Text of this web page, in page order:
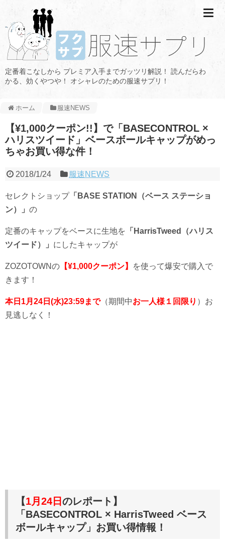
定番着こなしから プレミア入手までガッツリ解説！ 読んだらわ
かる、効くやつや！ オシャレのための服速サプリ！
ホーム 服速NEWS
【¥1,000クーポン!!】で「BASECONTROL ×
ハリスツイード」ベースボールキャップがめっ
ちゃお買い得な件！
2018/1/24 服速NEWS
セレクトショップ「BASE STATION（ベース ステーショ
ン）」 の
定番のキャップをベースに生地を 「HarrisTweed（ハリス
ツイード）」 にしたキャップが
ZOZOTOWNの 【¥1,000クーポン】
を使って爆安で購入で
きます！
本日1月24日(水)23:59まで（期間中お一人様１回限り ）お
見逃しなく！
【1月24日 のレポート】
「BASECONTROL × HarrisTweed ベース
ボールキャップ」お買い得情報！